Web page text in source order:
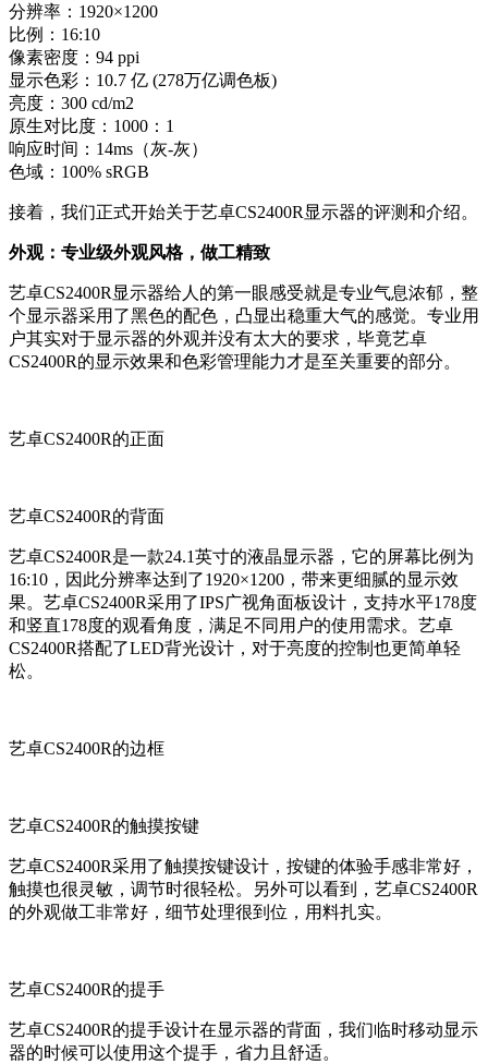
分辨率：1920×1200
比例：16:10
像素密度：94 ppi
显示色彩：10.7 亿 (278万亿调色板)
亮度：300 cd/m2
原生对比度：1000：1
响应时间：14ms（灰-灰）
色域：100% sRGB
接着，我们正式开始关于艺卓CS2400R显示器的评测和介绍。
外观：专业级外观风格，做工精致
艺卓CS2400R显示器给人的第一眼感受就是专业气息浓郁，整
个显示器采用了黑色的配色，凸显出稳重大气的感觉。专业用
户其实对于显示器的外观并没有太大的要求，毕竟艺卓
CS2400R的显示效果和色彩管理能力才是至关重要的部分。
艺卓CS2400R的正面
艺卓CS2400R的背面
艺卓CS2400R是一款24.1英寸的液晶显示器，它的屏幕比例为
16:10，因此分辨率达到了1920×1200，带来更细腻的显示效
果。艺卓CS2400R采用了IPS广视角面板设计，支持水平178度
和竖直178度的观看角度，满足不同用户的使用需求。艺卓
CS2400R搭配了LED背光设计，对于亮度的控制也更简单轻
松。
艺卓CS2400R的边框
艺卓CS2400R的触摸按键
艺卓CS2400R采用了触摸按键设计，按键的体验手感非常好，
触摸也很灵敏，调节时很轻松。另外可以看到，艺卓CS2400R
的外观做工非常好，细节处理很到位，用料扎实。
艺卓CS2400R的提手
艺卓CS2400R的提手设计在显示器的背面，我们临时移动显示
器的时候可以使用这个提手，省力且舒适。